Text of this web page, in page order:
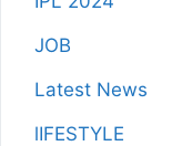
JOB
Latest News
lIFESTYLE